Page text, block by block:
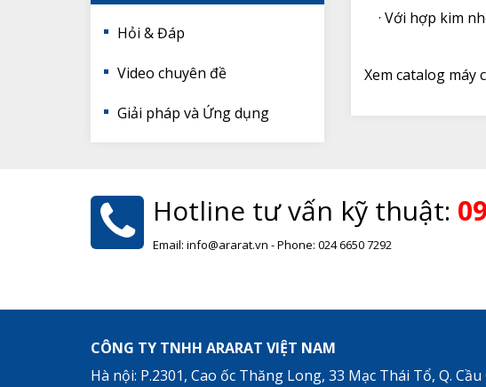
Hỏi & Đáp
Video chuyên đề
Giải pháp và Ứng dụng
· Với hợp kim
Xem catalog máy
Hotline tư vấn kỹ thuật:
Email: info@ararat.vn - Phone: 024 6650 7292
CÔNG TY TNHH ARARAT VIỆT NAM
Hà nội: P.2301, Cao ốc Thăng Long, 33 Mạc Thái Tổ, Q. Cầu